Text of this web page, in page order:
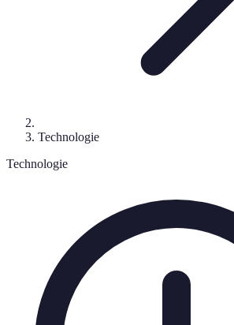
Technologie
Technologie